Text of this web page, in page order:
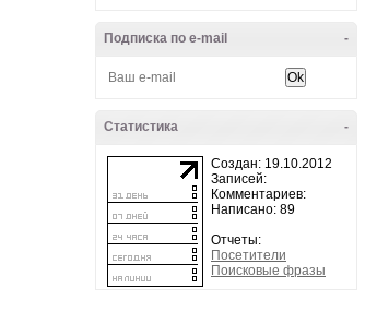
-
Подписка по e-mail
-
Статистика
Создан: 19.10.2012
Записей:
Комментариев:
Написано: 89
Отчеты:
Посетители
Поисковые фразы